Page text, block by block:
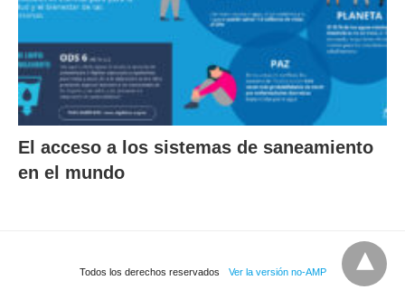
El acceso a los sistemas de saneamiento
en el mundo
Todos los derechos reservados Ver la versión no-AMP